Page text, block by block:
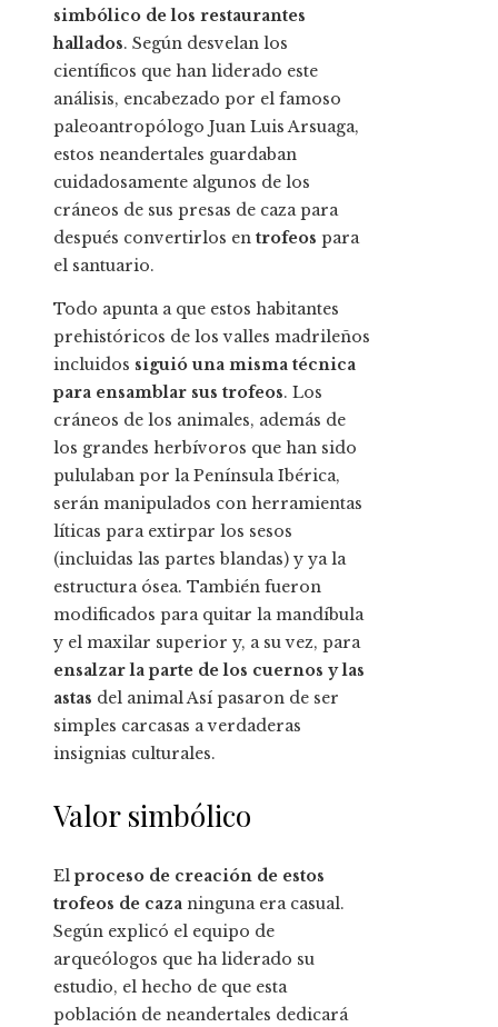
simbólico de los restaurantes
hallados. Según desvelan los
científicos que han liderado este
análisis, encabezado por el famoso
paleoantropólogo Juan Luis Arsuaga,
estos neandertales guardaban
cuidadosamente algunos de los
cráneos de sus presas de caza para
después convertirlos en trofeos para
el santuario.
Todo apunta a que estos habitantes
prehistóricos de los valles madrileños
incluidos siguió una misma técnica
para ensamblar sus trofeos. Los
cráneos de los animales, además de
los grandes herbívoros que han sido
pululaban por la Península Ibérica,
serán manipulados con herramientas
líticas para extirpar los sesos
(incluidas las partes blandas) y ya la
estructura ósea. También fueron
modificados para quitar la mandíbula
y el maxilar superior y, a su vez, para
ensalzar la parte de los cuernos y las
astas del animal Así pasaron de ser
simples carcasas a verdaderas
insignias culturales.
Valor simbólico
Elproceso de creación de estos
trofeos de caza ninguna era casual.
Según explicó el equipo de
arqueólogos que ha liderado su
estudio, el hecho de que esta
población de neandertales dedicará